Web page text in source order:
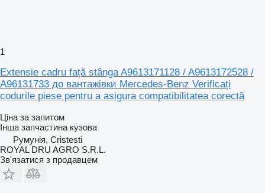
1
Extensie cadru față stânga A9613171128 / A9613172528 /
A96131733 до вантажівки Mercedes-Benz Verificați
codurile piese pentru a asigura compatibilitatea corectă
Ціна за запитом
Інша запчастина кузова
Румунія, Cristesti
ROYAL DRU AGRO S.R.L.
Зв'язатися з продавцем